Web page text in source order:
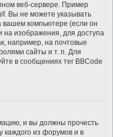
веб-сервере. Пример
Вы не можете указывать
вашем компьютере (если он
изображения, для доступа
например, на почтовые
сайты и т. п. Для
в сообщениях тег BBCode
и вы должны прочесть
каждого из форумов и в